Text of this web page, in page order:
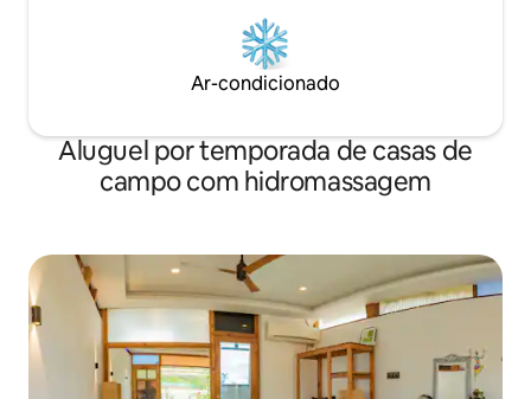
Ar-condicionado
Aluguel por temporada de casas de
campo com hidromassagem